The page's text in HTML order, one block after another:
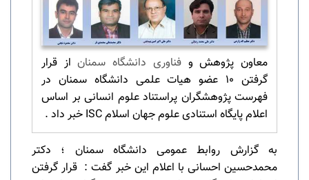
معاون پژوهش وفناوری دانشگاه سمناناز قرار
گرفتن 10 عضو هیات علمی دانشگاه سمنان در
فهرست پژوهشگران پراستناد علوم انسانی بر اساس
اعلام پایگاه استنادی علوم جهان اسلام ISC خبر داد .
به گزارش روابط عمومی دانشگاه سمنان ؛ دکتر
محمدحسین احسانی با اعلام این خبر گفت : قرار گرفتن